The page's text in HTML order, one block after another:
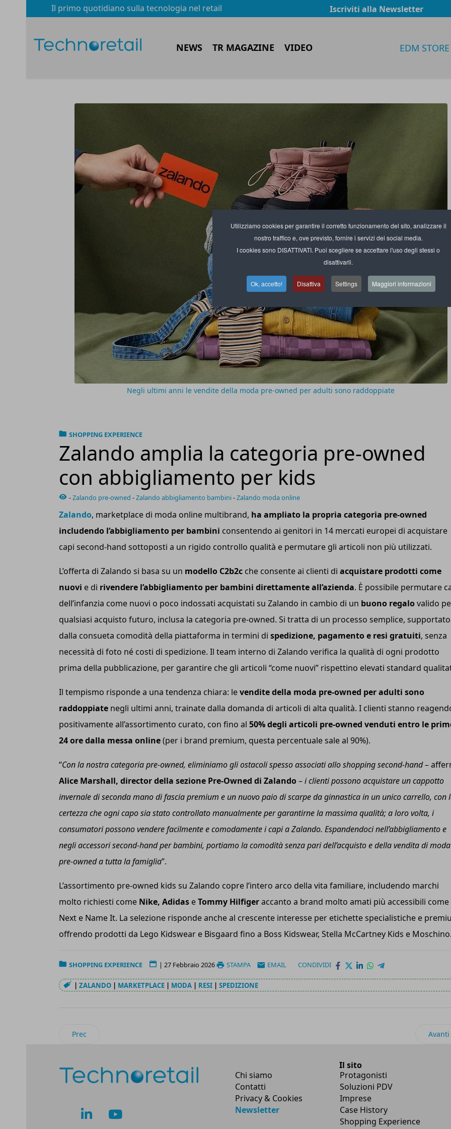
Utilizziamo cookies per garantire il corretto funzionamento del sito, analizzare il
nostro traffico e, ove previsto, fornire i servizi dei social media.
I cookies sono DISATTIVATI. Puoi scegliere se accettare l'uso degli stessi o
disattivarli.
Ok, accetto! Disattiva Settings Maggiori informazioni
Il primo quotidiano sulla tecnologia nel retail Iscriviti alla Newsletter
NEWS TR MAGAZINE VIDEO EDM STORE
Negli ultimi anni le vendite della moda pre-owned per adulti sono raddoppiate
SHOPPING EXPERIENCE
Zalando amplia la categoria pre-owned
con abbigliamento per kids
-Zalando pre-owned -Zalando abbigliamento bambini-Zalando moda online
Zalando, marketplace di moda online multibrand, ha ampliato la propria categoria pre-owned
includendo l’abbigliamento per bambini consentendo ai genitori in 14 mercati europei di acquistare
capi second-hand sottoposti a un rigido controllo qualità e permutare gli articoli non più utilizzati.
L’offerta di Zalando si basa su un modello C2b2c che consente ai clienti di acquistare prodotti come
nuovi e di rivendere l’abbigliamento per bambini direttamente all’azienda. È possibile permutare
dell’infanzia come nuovi o poco indossati acquistati su Zalando in cambio di un buono regalovalido
qualsiasi acquisto futuro, inclusa la categoria pre-owned. Si tratta di un processo semplice, supportato
dalla consueta comodità della piattaforma in termini di spedizione, pagamento e resi gratuiti, senza
necessità di foto né costi di spedizione. Il team interno di Zalando verifica la qualità di ogni prodotto
prima della pubblicazione, per garantire che gli articoli “come nuovi” rispettino elevati standard
Il tempismo risponde a una tendenza chiara: levendite della moda pre-owned per adulti sono
raddoppiate negli ultimi anni, trainate dalla domanda di articoli di alta qualità. I clienti stanno
positivamente all’assortimento curato, con fino al 50% degli articoli pre-owned venduti entro le
24 ore dalla messa online(per i brand premium, questa percentuale sale al 90%).
“Con la nostra categoria pre-owned, eliminiamo gli ostacoli spesso associati allo shopping second-hand–
Alice Marshall, director della sezione Pre-Owned di Zalando–i clienti possono acquistare un cappotto
invernale di seconda mano di fascia premium e un nuovo paio di scarpe da ginnastica in un unico carrello, con
certezza che ogni capo sia stato controllato manualmente per garantirne la massima qualità; a loro volta, i
consumatori possono vendere facilmente e comodamente i capi a Zalando. Espandendoci nell’abbigliamento e
negli accessori second-hand per bambini, portiamo la comodità senza pari dell’acquisto e della vendita di moda
pre-owned a tutta la famiglia”.
L’assortimento pre-owned kids su Zalando copre l’intero arco della vita familiare, includendo marchi
molto richiesti come Nike, Adidas eTommy Hilfigeraccanto a brand molto amati più accessibili come
Next e Name It. La selezione risponde anche al crescente interesse per etichette specialistiche e
offrendo prodotti da Lego Kidswear e Bisgaard fino a Boss Kidswear, Stella McCartney Kids e Moschino.
SHOPPING EXPERIENCE | 27 Febbraio 2026 STAMPA EMAIL CONDIVIDI
| ZALANDO | MARKETPLACE | MODA | RESI | SPEDIZIONE
Articolo precedente: NordVpn: aumentano gli attacchi di e-skimming nel checkout online
Prec Avanti
Il sito
lk yt
Chi siamo
Contatti
Privacy & Cookies
Newsletter
Protagonisti
Soluzioni PDV
Imprese
Case History
Shopping Experience